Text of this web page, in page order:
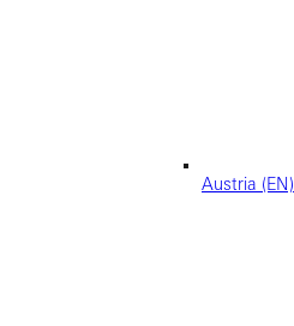
Austria (EN)